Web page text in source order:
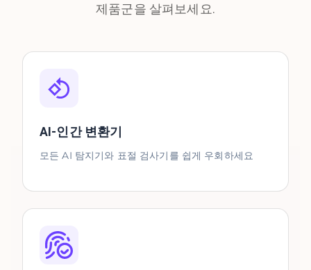
제품군을 살펴보세요.
AI-인간 변환기
모든 AI 탐지기와 표절 검사기를 쉽게 우회하세요